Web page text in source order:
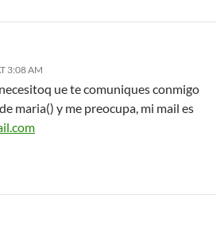
3:08 AM
ue te comuniques conmigo
maria() y me preocupa, mi mail es